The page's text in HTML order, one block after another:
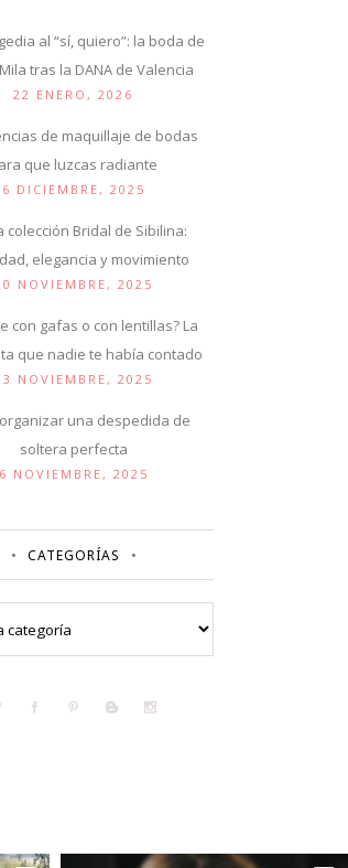
al “sí, quiero”: la boda de
tras la DANA de Valencia
22 ENERO, 2026
de maquillaje de bodas
que luzcas radiante
6 DICIEMBRE, 2025
colección Bridal de Sibilina:
elegancia y movimiento
NOVIEMBRE, 2025
con gafas o con lentillas? La
que nadie te había contado
NOVIEMBRE, 2025
una despedida de
soltera perfecta
6 NOVIEMBRE, 2025
CATEGORÍAS